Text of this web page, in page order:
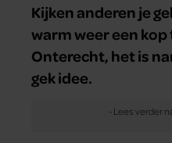
Kijken anderen je
warm weer een
Onterecht, het is
gek idee.